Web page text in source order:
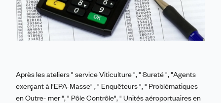
Après les ateliers " service Viticulture ", " Sureté ", "Agents
exerçant à l'EPA-Masse" , " Enquêteurs ", " Problématiques
en Outre- mer ", " Pôle Contrôle", " Unités aéroportuaires en